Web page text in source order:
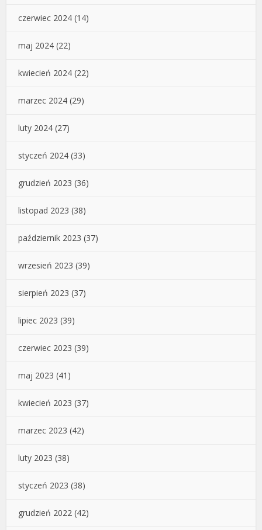
czerwiec 2024 (14)
maj 2024 (22)
kwiecień 2024 (22)
marzec 2024 (29)
luty 2024 (27)
styczeń 2024 (33)
grudzień 2023 (36)
listopad 2023 (38)
październik 2023 (37)
wrzesień 2023 (39)
sierpień 2023 (37)
lipiec 2023 (39)
czerwiec 2023 (39)
maj 2023 (41)
kwiecień 2023 (37)
marzec 2023 (42)
luty 2023 (38)
styczeń 2023 (38)
grudzień 2022 (42)